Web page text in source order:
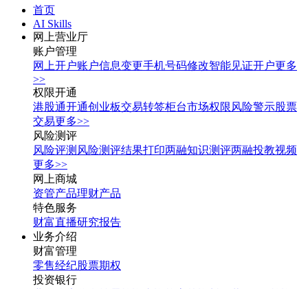
首页
AI Skills
网上营业厅
账户管理
网上开户账户信息变更手机号码修改智能见证开户更多
>>
权限开通
港股通开通创业板交易转签柜台市场权限风险警示股票
交易更多>>
风险测评
风险评测 风险测评结果打印两融知识测评两融投教视频
更多>>
网上商城
资管产品理财产品
特色服务
财富直播研究报告
业务介绍
财富管理
零售经纪股票期权
投资银行